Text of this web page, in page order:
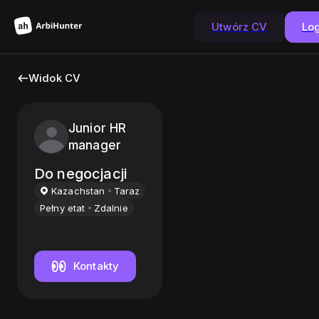
Utwórz CV
Widok CV
Junior HR
manager
Do negocjacji
Kazachstan
Taraz
Pełny etat
Zdalnie
Kontakty